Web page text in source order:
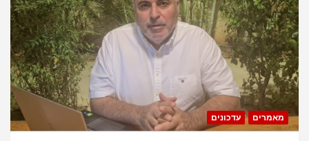
מאמרים עדכונים